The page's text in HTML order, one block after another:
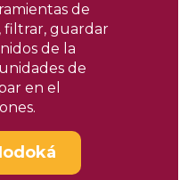
de
filtrar, guardar
de la
de
en el